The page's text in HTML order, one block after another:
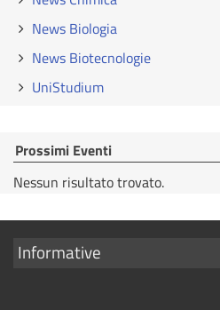
News Biologia
News Biotecnologie
UniStudium
Prossimi Eventi
Nessun risultato trovato.
Mostra
Informative